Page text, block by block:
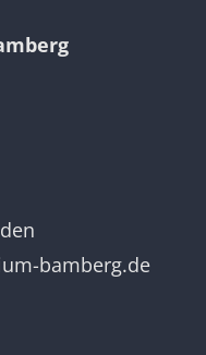
bamberg.de